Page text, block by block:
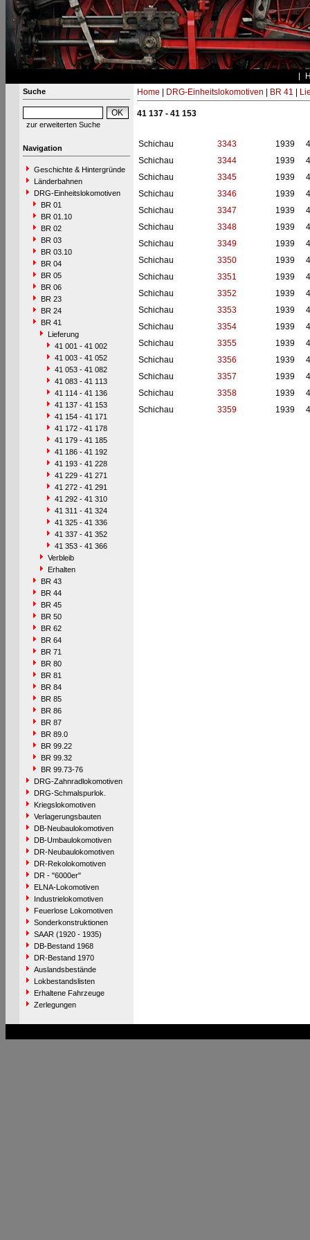
Suche
zur erweiterten Suche
Navigation
Geschichte & Hintergründe
Länderbahnen
DRG-Einheitslokomotiven
BR 01
BR 01.10
BR 02
BR 03
BR 03.10
BR 04
BR 05
BR 06
BR 23
BR 24
BR 41
Lieferung
41 001 - 41 002
41 003 - 41 052
41 053 - 41 082
41 083 - 41 113
41 114 - 41 136
41 137 - 41 153
41 154 - 41 171
41 172 - 41 178
41 179 - 41 185
41 186 - 41 192
41 193 - 41 228
41 229 - 41 271
41 272 - 41 291
41 292 - 41 310
41 311 - 41 324
41 325 - 41 336
41 337 - 41 352
41 353 - 41 366
Verbleib
Erhalten
BR 43
BR 44
BR 45
BR 50
BR 62
BR 64
BR 71
BR 80
BR 81
BR 84
BR 85
BR 86
BR 87
BR 89.0
BR 99.22
BR 99.32
BR 99.73-76
DRG-Zahnradlokomotiven
DRG-Schmalspurlok.
Kriegslokomotiven
Verlagerungsbauten
DB-Neubaulokomotiven
DB-Umbaulokomotiven
DR-Neubaulokomotiven
DR-Rekolokomotiven
DR - "6000er"
ELNA-Lokomotiven
Industrielokomotiven
Feuerlose Lokomotiven
Sonderkonstruktionen
SAAR (1920 - 1935)
DB-Bestand 1968
DR-Bestand 1970
Auslandsbestände
Lokbestandslisten
Erhaltene Fahrzeuge
Zerlegungen
Home DRG-Einheitslokomotiven BR 41
41 137 - 41 153
Schichau 3343 1939
Schichau
3344 1939
Schichau
3345 1939
Schichau
3346 1939
Schichau
3347 1939
Schichau
3348 1939
Schichau
3349 1939
Schichau
3350 1939
Schichau
3351 1939
Schichau
3352 1939
Schichau
3353 1939
Schichau
3354 1939
Schichau
3355 1939
Schichau
3356 1939
Schichau
3357 1939
Schichau
3358 1939
Schichau
3359 1939